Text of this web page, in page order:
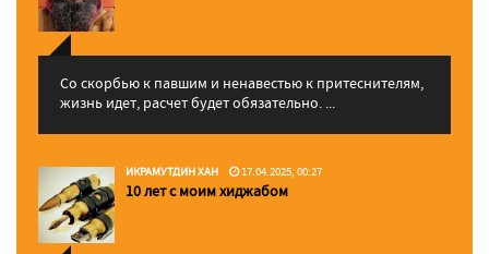
Со скорбью к павшим и ненавестью к притеснителям,
жизнь идет, расчет будет обязательно. ...
ИКРАМУТДИН ХАН 17.04.2025, 00:27
10 лет с моим хиджабом